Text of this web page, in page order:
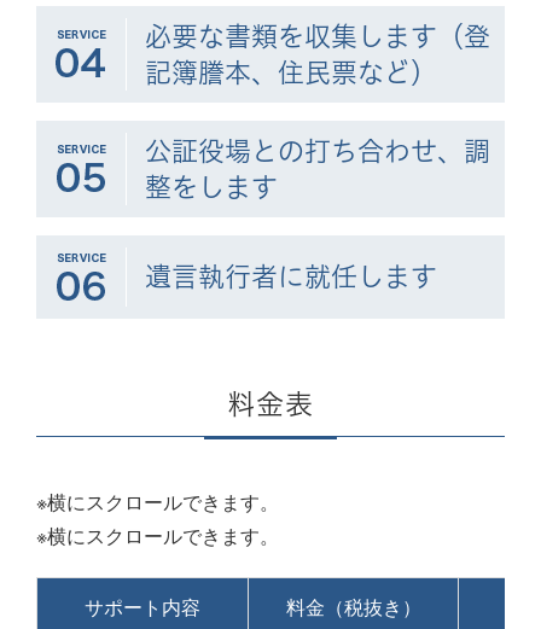
必要な書類を収集します （登
記簿謄本、住民票など）
公証役場との打ち合わせ、調
整をします
遺言執行者に就任します
料金表
サポート内容 料金（税抜き）